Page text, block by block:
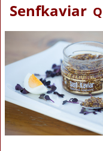
Senfkaviar